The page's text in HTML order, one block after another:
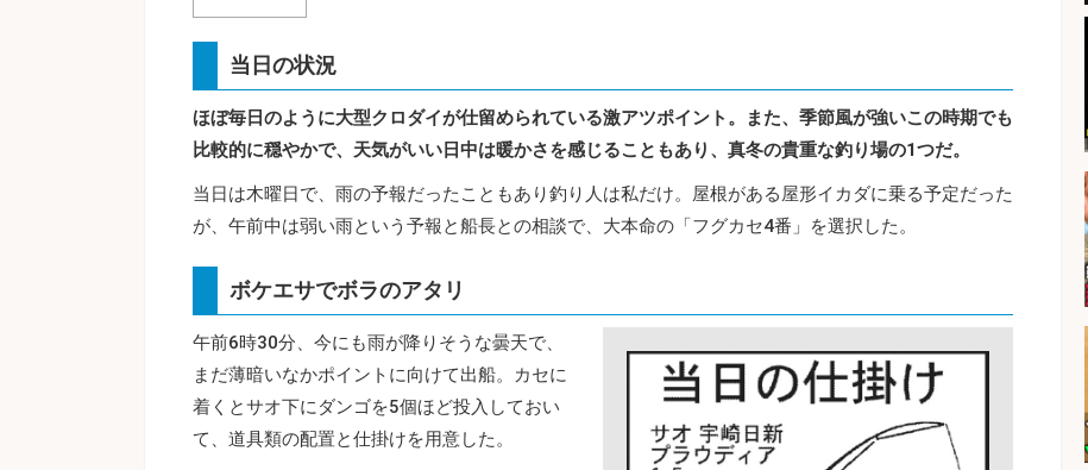
当日の状況
ほぼ毎日のように大型クロダイが仕留められている激アツポイント。また、季節風が強いこの時期でも
比較的に穏やかで、天気がいい日中は暖かさを感じることもあり、真冬の貴重な釣り場の1つだ。
当日は木曜日で、雨の予報だったこともあり釣り人は私だけ。屋根がある屋形イカダに乗る予定だった
が、午前中は弱い雨という予報と船長との相談で、大本命の「フグカセ4番」を選択した。
ボケエサでボラのアタリ
午前6時30分、今にも雨が降りそうな曇天で、
まだ薄暗いなかポイントに向けて出船。カセに
着くとサオ下にダンゴを5個ほど投入しておい
て、道具類の配置と仕掛けを用意した。